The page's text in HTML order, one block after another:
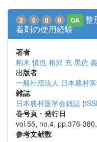
2 0 0 0 OA
整
着剤の使用経験
著者
柏木 慎也 相沢 充 黒佐
出版者
一般社団法人 日本農村
雑誌
日本農村医学会雑誌 (
巻号頁・発行日
vol.55, no.4, pp.376-
参考文献数